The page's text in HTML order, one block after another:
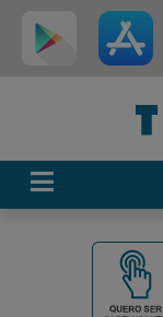
Ir para menu principal
Ir para conteúdo